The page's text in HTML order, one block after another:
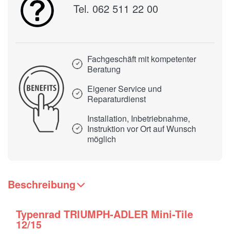
Tel. 062 511 22 00
Fachgeschäft mit kompetenter
Beratung
Eigener Service und
Reparaturdienst
Installation, Inbetriebnahme,
Instruktion vor Ort auf Wunsch
möglich
Beschreibung
Typenrad TRIUMPH-ADLER Mini-Tile
12/15